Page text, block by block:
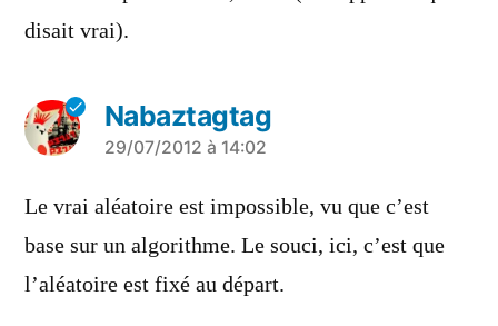
disait vrai).
Nabaztagtag
a
dit :
29/07/2012 à 14:02
Le vrai aléatoire est impossible, vu que c’est
base sur un algorithme. Le souci, ici, c’est que
l’aléatoire est fixé au départ.